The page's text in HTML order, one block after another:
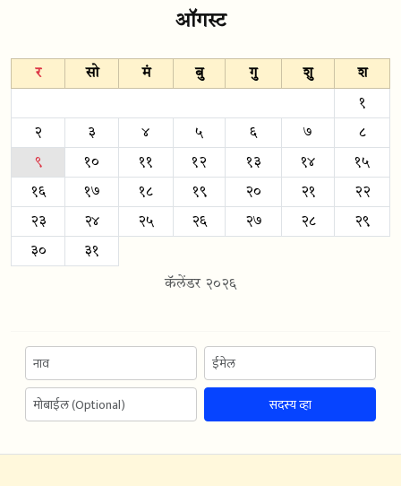
ऑगस्ट
र सो मं बु गु शु श
१
२ ३ ४ ५ ६ ७ ८
९ १० ११ १२ १३ १४ १५
१६ १७ १८ १९ २० २१ २२
२३ २४ २५ २६ २७ २८ २९
३० ३१
कॅलेंडर २०२६
सदस्य व्हा